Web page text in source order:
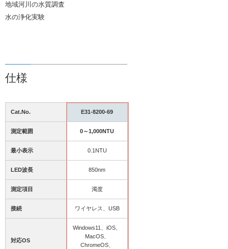
地域河川の水質調査
水の浄化実験
仕様
Cat.No. E31-8200-69
測定範囲 0～1,000NTU
最小表示 0.1NTU
LED波長 850nm
測定項目 濁度
接続 ワイヤレス、USB
対応OS
Windows11、iOS、
MacOS、
ChromeOS、